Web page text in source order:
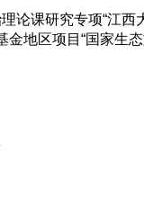
论课研究专项“江
地区项目“国家生